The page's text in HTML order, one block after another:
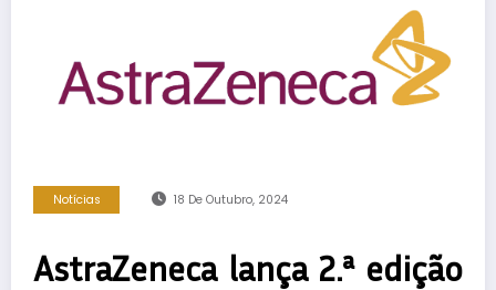
Notícias 18 De Outubro, 2024
AstraZeneca lança 2.ª edição